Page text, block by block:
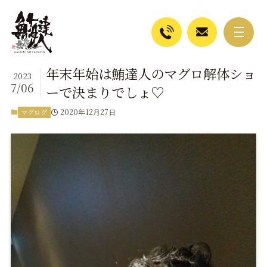
年末年始は鮪達人のマグロ解体ショ
ーで決まりでしょ♡
2023
7/06
マグログ 2020年12月27日